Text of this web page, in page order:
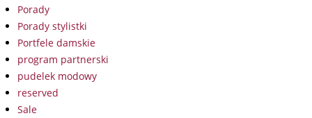
Porady
Porady stylistki
Portfele damskie
program partnerski
pudelek modowy
reserved
Sale